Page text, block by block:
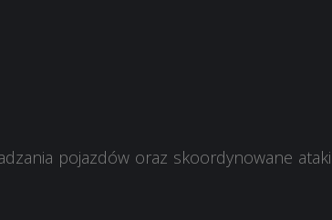
pojazdów oraz skoordynowane ataki